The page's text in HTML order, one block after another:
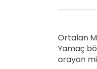
Ortalan
Yamaç
arayan